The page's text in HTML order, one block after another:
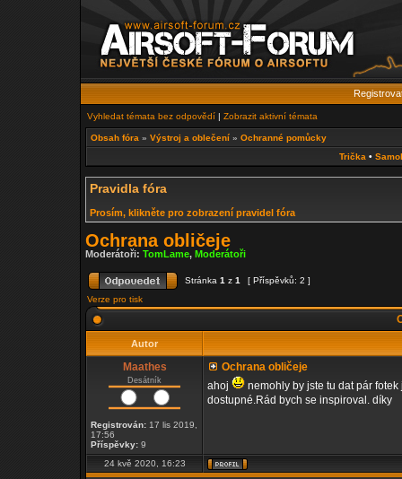
Vyhledat témata bez odpovědí | Zobrazit aktivní témata
Obsah fóra » Výstroj a oblečení » Ochranné pomůcky
Trička •
Pravidla fóra
Prosím, klikněte pro zobrazení pravidel fóra
Ochrana obličeje
Moderátoři: TomLame, Moderátoři
Stránka 1 z 1
[ Příspěvků: 2 ]
Verze pro tisk
Autor
Maathes
Desátník
Registrován: 17 lis 2019,
17:56
Příspěvky: 9
Ochrana obličeje
ahoj
nemohly by jste tu dat pár
dostupné.Rád bych se inspiroval. díky
24 kvě 2020, 16:23